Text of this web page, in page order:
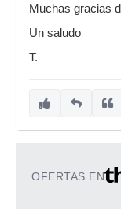
Muchas gracias
Un saludo
T.
OFERTAS EN